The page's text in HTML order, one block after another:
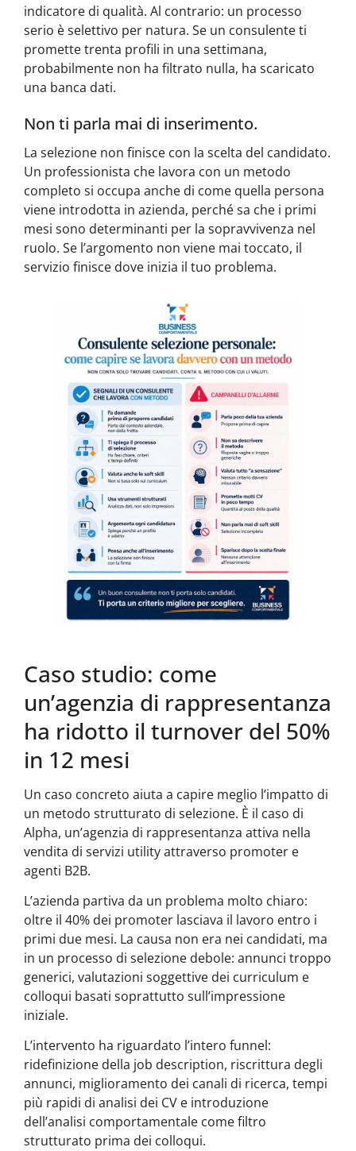
indicatore di qualità. Al contrario: un processo
serio è selettivo per natura. Se un consulente ti
promette trenta profili in una settimana,
probabilmente non ha filtrato nulla, ha scaricato
una banca dati.
Non ti parla mai di inserimento.
La selezione non finisce con la scelta del candidato.
Un professionista che lavora con un metodo
completo si occupa anche di come quella persona
viene introdotta in azienda, perché sa che i primi
mesi sono determinanti per la sopravvivenza nel
ruolo. Se l’argomento non viene mai toccato, il
servizio finisce dove inizia il tuo problema.
Caso studio: come
un’agenzia di rappresentanza
ha ridotto il turnover del 50%
in 12 mesi
Un caso concreto aiuta a capire meglio l’impatto di
un metodo strutturato di selezione. È il caso di
Alpha, un’agenzia di rappresentanza attiva nella
vendita di servizi utility attraverso promoter e
agenti B2B.
L’azienda partiva da un problema molto chiaro:
oltre il 40% dei promoter lasciava il lavoro entro i
primi due mesi. La causa non era nei candidati, ma
in un processo di selezione debole: annunci troppo
generici, valutazioni soggettive dei curriculum e
colloqui basati soprattutto sull’impressione
iniziale.
L’intervento ha riguardato l’intero funnel:
ridefinizione della job description, riscrittura degli
annunci, miglioramento dei canali di ricerca, tempi
più rapidi di analisi dei CV e introduzione
dell’analisi comportamentale come filtro
strutturato prima dei colloqui.